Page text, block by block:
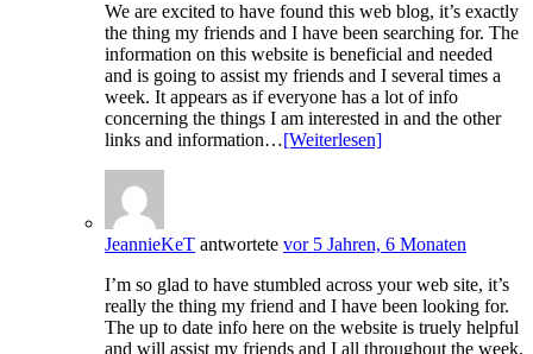
We are excited to have found this web blog, it’s exactly
the thing my friends and I have been searching for. The
information on this website is beneficial and needed
and is going to assist my friends and I several times a
week. It appears as if everyone has a lot of info
concerning the things I am interested in and the other
links and information…[Weiterlesen]
JeannieKeT antwortete vor 5 Jahren, 6 Monaten
I’m so glad to have stumbled across your web site, it’s
really the thing my friend and I have been looking for.
The up to date info here on the website is truely helpful
and will assist my friends and I all throughout the week.